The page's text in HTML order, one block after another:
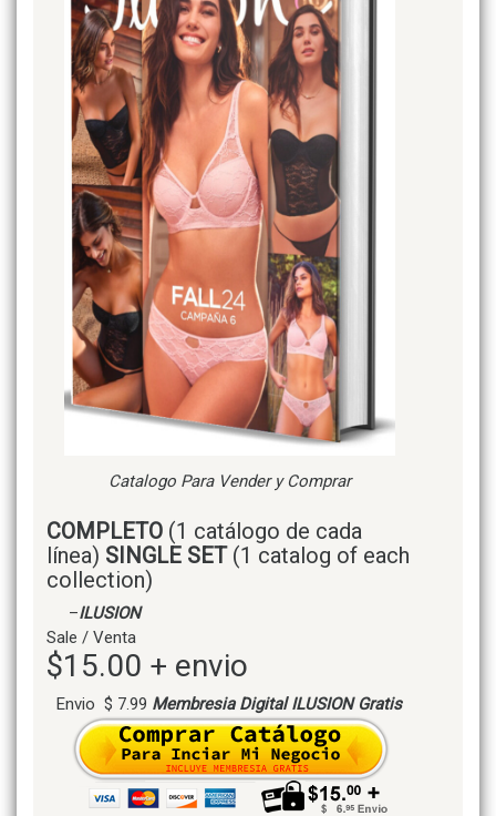
Catalogo Para Vender y Comprar
COMPLETO (1 catálogo de cada
línea) SINGLE SET(1 catalog of each
collection)
–ILUSION
Sale / Venta
$15.00 + envio
Envio $ 7.99 Membresia Digital ILUSION Gratis